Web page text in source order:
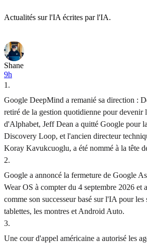
Actualités sur l'IA écrites par l'IA.
Shane
9h
1 .
Google DeepMind a remanié sa direction :
retiré de la gestion quotidienne pour devenir
d'Alphabet, Jeff Dean a quitté Google pour
Discovery Loop, et l'ancien directeur
Koray Kavukcuoglu, a été nommé à la tête
2.
Google a annoncé la fermeture de Google
Wear OS à compter du 4 septembre 2026 et
comme son successeur basé sur l'IA pour les
tablettes, les montres et Android Auto.
3.
Une cour d'appel américaine a autorisé les